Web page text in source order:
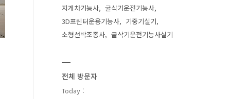
지게차기능사
굴삭기운전기능사
3D프린터운용기능사
기중기실기
소형선박조종사
굴삭기운전기능사실기
전체 방문자
Today :